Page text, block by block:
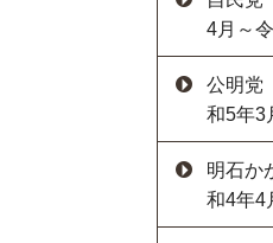
4月～
公明党
和5年3
明石か
和4年4